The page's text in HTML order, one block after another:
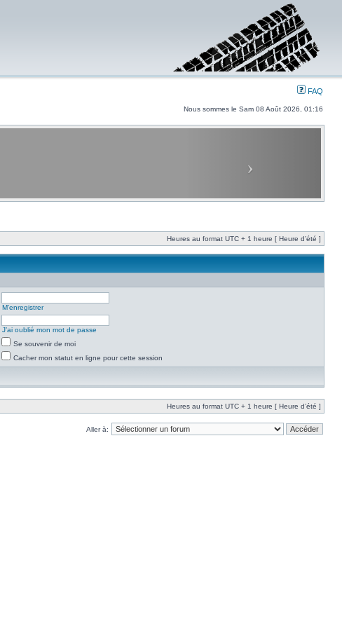
FAQ
Nous sommes le Sam 08 Août 2026, 01:16
Heures au format UTC + 1 heure [ Heure d’été ]
M’enregistrer
J’ai oublié mon mot de passe
Se souvenir de moi
Cacher mon statut en ligne pour cette session
Heures au format UTC + 1 heure [ Heure d’été ]
Aller à: